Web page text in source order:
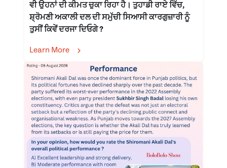
ਵੀ ਉਹਨਾਂ ਦੀ ਕੀਮਤ ਚੁਕਾ ਰਿਹਾ ਹੈ। ਤੁਹਾਡੀ ਰਾਏ ਵਿੱਚ,
ਸ਼੍ਰੋਮਣੀ ਅਕਾਲੀ ਦਲ ਦੀ ਸਮੁੱਚੀ ਸਿਆਸੀ ਕਾਰਗੁਜ਼ਾਰੀ ਨੂੰ
ਤੁਸੀਂ ਕਿਵੇਂ ਦਰਜਾ ਦਿਓਗੇ ?
Learn More